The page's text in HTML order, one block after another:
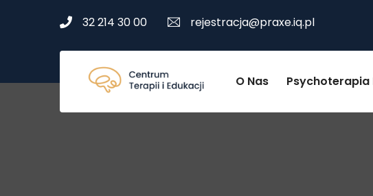
32 214 30 00 rejestracja@praxe.iq.pl
O Nas Psychoterapia